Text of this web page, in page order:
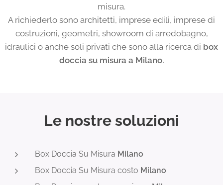
misura.
A richiederlo sono architetti, imprese edili, imprese di
costruzioni, geometri, showroom di arredobagno,
idraulici o anche soli privati che sono alla ricerca di box
doccia su misura a Milano.
Le nostre soluzioni
Box Doccia Su Misura Milano
Box Doccia Su Misura costo Milano